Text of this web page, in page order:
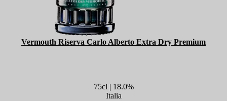
Vermouth Riserva Carlo Alberto Extra Dry Premium
75cl | 18.0%
Italia